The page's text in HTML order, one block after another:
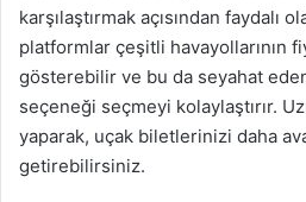
karşılaştırmak açısından faydalı
platformlar çeşitli havayollarının
gösterebilir ve bu da seyahat
seçeneği seçmeyi kolaylaştırır.
yaparak, uçak biletlerinizi daha
getirebilirsiniz.